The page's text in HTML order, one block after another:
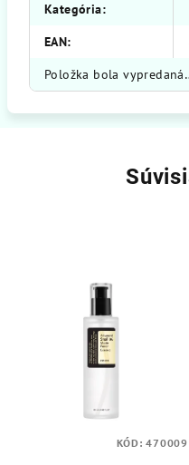
Kategória:
EAN:
Položka bola
KÓD:470009